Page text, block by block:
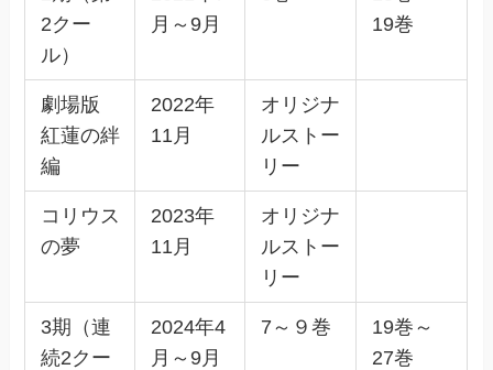
2クー
ル）
月～9月
19巻
劇場版
紅蓮の絆
編
2022年
11月
オリジナ
ルストー
リー
コリウス
の夢
2023年
11月
オリジナ
ルストー
リー
3期（連
続2クー
2024年4
月～9月
7～９巻
19巻～
27巻